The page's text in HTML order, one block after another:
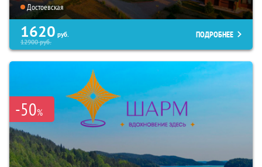
Достоевская
1620 руб.
12900руб.
ПОДРОБНЕЕ
-50%